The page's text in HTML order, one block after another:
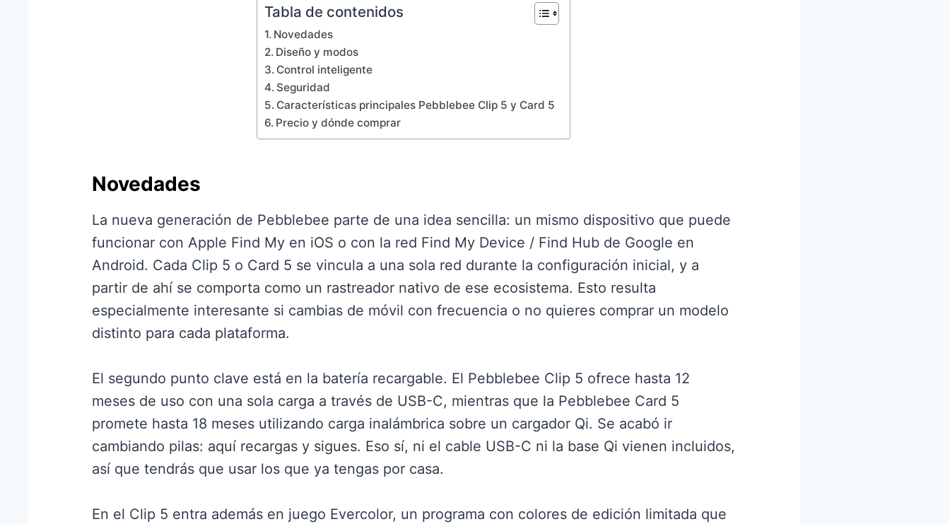
Tabla de contenidos
Novedades
Diseño y modos
Control inteligente
Seguridad
Características principales Pebblebee Clip 5 y Card 5
Precio y dónde comprar
Novedades
La nueva generación de Pebblebee parte de una idea sencilla: un mismo dispositivo que puede
funcionar con Apple Find My en iOS o con la red Find My Device / Find Hub de Google en
Android. Cada Clip 5 o Card 5 se vincula a una sola red durante la configuración inicial, y a
partir de ahí se comporta como un rastreador nativo de ese ecosistema. Esto resulta
especialmente interesante si cambias de móvil con frecuencia o no quieres comprar un modelo
distinto para cada plataforma.
El segundo punto clave está en la batería recargable. El Pebblebee Clip 5 ofrece hasta 12
meses de uso con una sola carga a través de USB-C, mientras que la Pebblebee Card 5
promete hasta 18 meses utilizando carga inalámbrica sobre un cargador Qi. Se acabó ir
cambiando pilas: aquí recargas y sigues. Eso sí, ni el cable USB-C ni la base Qi vienen incluidos,
así que tendrás que usar los que ya tengas por casa.
En el Clip 5 entra además en juego Evercolor, un programa con colores de edición limitada que